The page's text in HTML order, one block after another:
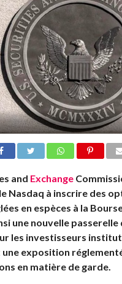
and Exchange
Nasdaq à inscrire des
en espèces à la
une nouvelle
les investisseurs
exposition
en matière de garde.